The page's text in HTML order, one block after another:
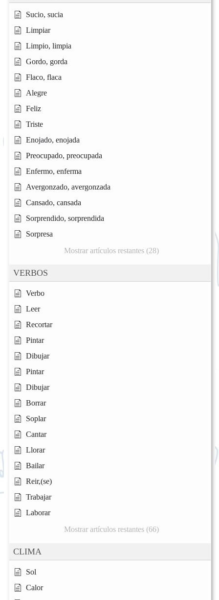
Sucio, sucia
Limpiar
Limpio, limpia
Gordo, gorda
Flaco, flaca
Alegre
Feliz
Triste
Enojado, enojada
Preocupado, preocupada
Enfermo, enferma
Avergonzado, avergonzada
Cansado, cansada
Sorprendido, sorprendida
Sorpresa
Mostrar artículos restantes (28)
VERBOS
Verbo
Leer
Recortar
Pintar
Dibujar
Pintar
Dibujar
Borrar
Soplar
Cantar
Llorar
Bailar
Reir,(se)
Trabajar
Laborar
Mostrar artículos restantes (66)
CLIMA
Sol
Calor